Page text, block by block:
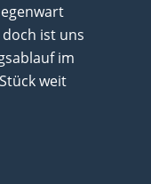
ist uns
im
weit